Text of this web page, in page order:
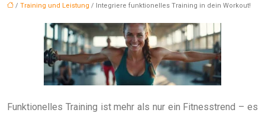
/ Training und Leistung / Integriere funktionelles Training in dein Workout!
Funktionelles Training ist mehr als nur ein Fitnesstrend – es